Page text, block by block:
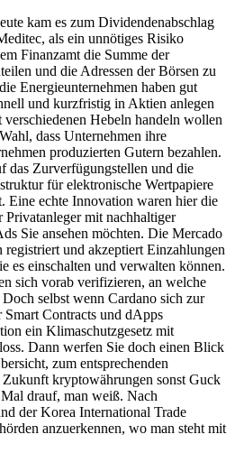
kam es zum Dividendenabschlag
als ein unnötiges Risiko
Finanzamt die Summe der
und die Adressen der Börsen zu
Energieunternehmen haben gut
und kurzfristig in Aktien anlegen
Hebeln handeln wollen
dass Unternehmen ihre
produzierten Gutern bezahlen.
das Zurverfügungstellen und die
für elektronische Wertpapiere
Eine echte Innovation waren hier die
Privatanleger mit nachhaltiger
Sie ansehen möchten. Die Mercado
und akzeptiert Einzahlungen
es einschalten und verwalten können.
sich vorab verifizieren, an welche
selbst wenn Cardano sich zur
Contracts und dApps
ein Klimaschutzgesetz mit
Dann werfen Sie doch einen Blick
zum entsprechenden
kryptowährungen sonst Guck
drauf, man weiß. Nach
der Korea International Trade
anzuerkennen, wo man steht mit